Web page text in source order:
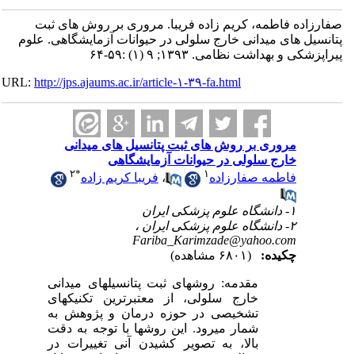
صفارزاده فاطمه، کریم زاده فریبا. مروری بر روش های ثبت
پتانسیل های میدانی خارج سلولی در حیوانات آزمایشگاهی. علوم
پیراپزشکی و بهداشت نظامی. ۱۳۹۳; ۹ (۱) :۵۹-۶۴
URL:http://jps.ajaums.ac.ir/article-۱-۳۹-fa.html
مروری بر روش های ثبت پتانسیل های میدانی
خارج سلولی در حیوانات آزمایشگاهی
فاطمه صفارزاده۱ ،فریبا کریم زاده* ۲
Fariba_Karimzade@yahoo.com
چکیده:
مقدمه: روش­های ثبت پتانسیل­های میدانی
خارج سلولی، از معتبرترین تکنیک­های
تشخیصی در حوزه درمان و پژوهش به
شمار می­رود. این روش­ها با توجه به دقت
بالا، به تصویر کشیدن آنی تغییرات در